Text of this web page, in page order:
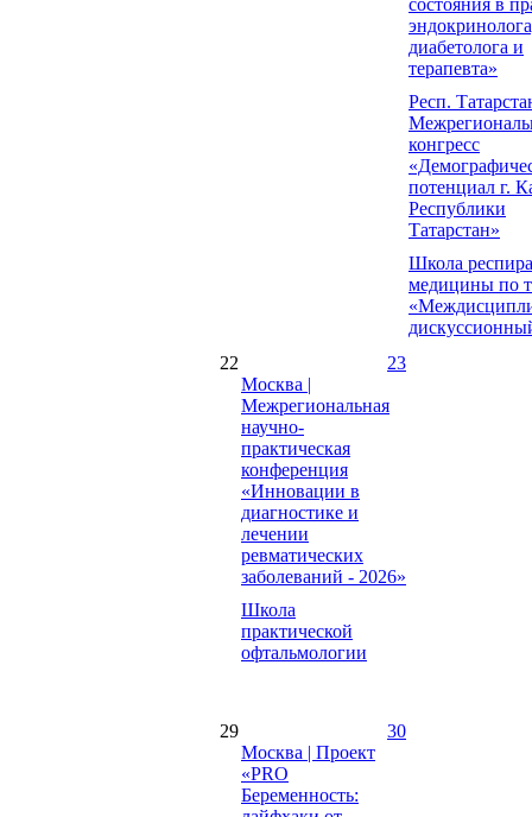
состояния в
диабетолога и
терапевта»
Респ.
конгресс
потенциал г.
Республики
Татарстан»
Школа
медицины по
22
23
Москва |
Межрегиональная
научно-
практическая
конференция
«Инновации в
диагностике и
лечении
ревматических
заболеваний - 2026»
Школа
практической
офтальмологии
29
30
Москва | Проект
«PRO
Беременность: